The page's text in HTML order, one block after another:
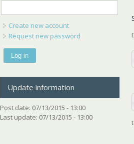
Create new account
Request new password
Update information
Post date: 07/13/2015 - 13:00
Last update: 07/13/2015 - 13:00